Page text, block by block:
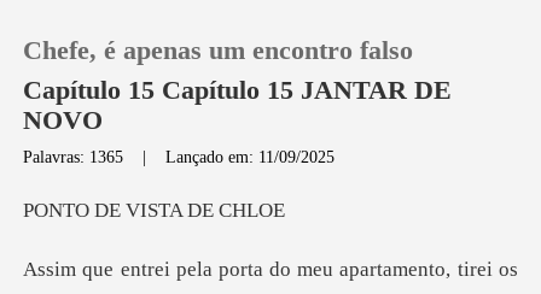
Chefe, é apenas um encontro falso
Capítulo 15 Capítulo 15 JANTAR DE
NOVO
Palavras: 1365 |Lançado em: 11/09/2025
E VISTA